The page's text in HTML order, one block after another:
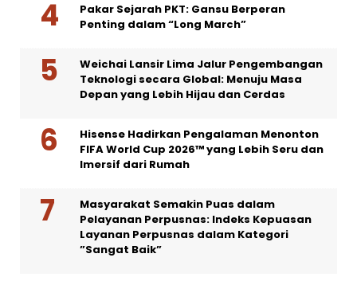
Pakar Sejarah PKT: Gansu Berperan
Penting dalam “Long March”
Weichai Lansir Lima Jalur Pengembangan
Teknologi secara Global: Menuju Masa
Depan yang Lebih Hijau dan Cerdas
Hisense Hadirkan Pengalaman Menonton
FIFA World Cup 2026™ yang Lebih Seru dan
Imersif dari Rumah
Masyarakat Semakin Puas dalam
Pelayanan Perpusnas: Indeks Kepuasan
Layanan Perpusnas dalam Kategori
”Sangat Baik”